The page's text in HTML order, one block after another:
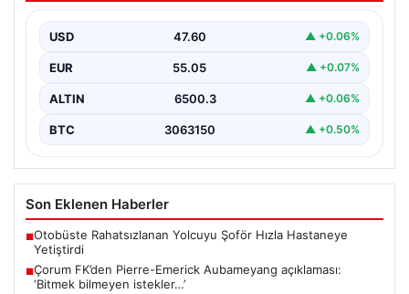
USD 47.60 ▲ +0.06%
EUR 55.05 ▲ +0.07%
ALTIN 6500.3 ▲ +0.06%
BTC 3063150 ▲ +0.50%
Son Eklenen Haberler
■Otobüste Rahatsızlanan Yolcuyu Şoför Hızla Hastaneye
Yetiştirdi
■Çorum FK’den Pierre-Emerick Aubameyang açıklaması:
‘Bitmek bilmeyen istekler…’